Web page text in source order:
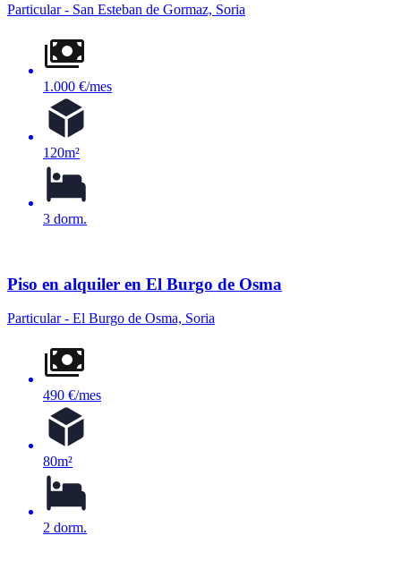
Particular - San Esteban de Gormaz, Soria
1.000 €/mes
120m²
3 dorm.
Piso en alquiler en El Burgo de Osma
Particular - El Burgo de Osma, Soria
490 €/mes
80m²
2 dorm.